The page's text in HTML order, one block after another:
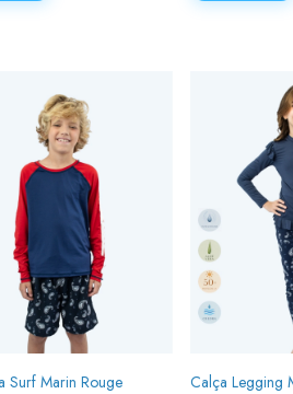
Surf Marin Rouge Calça Legging